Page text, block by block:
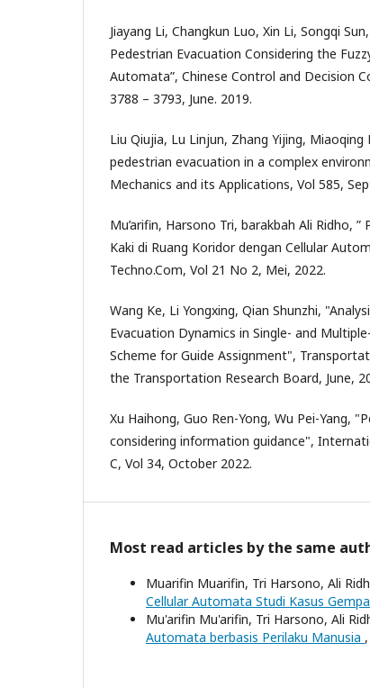
Jiayang Li, Changkun Luo, Xin Li, Songqi
Pedestrian Evacuation Considering the
Automata”, Chinese Control and Decision
3788 – 3793, June. 2019.
Liu Qiujia, Lu Linjun, Zhang Yijing,
pedestrian evacuation in a complex
Mechanics and its Applications, Vol 585,
Mu’arifin, Harsono Tri, barakbah Ali Ridho,
Kaki di Ruang Koridor dengan Cellular
Techno.Com, Vol 21 No 2, Mei, 2022.
Wang Ke, Li Yongxing, Qian Shunzhi,
Evacuation Dynamics in Single- and
Scheme for Guide Assignment",
the Transportation Research Board, June,
Xu Haihong, Guo Ren-Yong, Wu Pei-Yang,
considering information guidance",
C, Vol 34, October 2022.
Most read articles by the same
Muarifin Muarifin, Tri Harsono, Ali
Cellular Automata Studi Kasus
Mu'arifin Mu'arifin, Tri Harsono, Ali
Automata berbasis Perilaku Manusia ,